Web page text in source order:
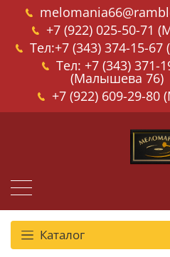
+7 (922) 025-50-71
Тел:+7 (343) 374-15-
Тел: +7 (343) 371-
(Малышева 76)
+7 (922) 609-29-80
Каталог